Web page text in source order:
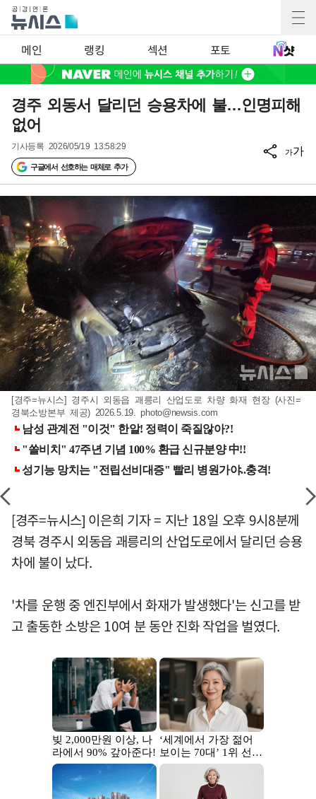
메인 랭킹 섹션 포토
경주 외동서 달리던 승용차에 불…인명피해
없어
기사등록 2026/05/19 13:58:29
구글에서 선호하는 매체로 추가
가가
[경주=뉴시스] 경주시 외동읍 괘릉리 산업도로 차량 화재 현장 (사진=
경북소방본부 제공) 2026.5.19.photo@newsis.com
[경주=뉴시스] 이은희 기자 = 지난 18일 오후 9시8분께
경북 경주시 외동읍 괘릉리의 산업도로에서 달리던 승용
차에 불이 났다.
'차를 운행 중 엔진부에서 화재가 발생했다'는 신고를 받
고 출동한 소방은 10여 분 동안 진화 작업을 벌였다.